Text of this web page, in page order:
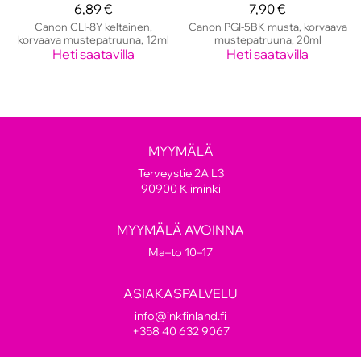
6,89 €
Canon CLI-8Y keltainen,
korvaava mustepatruuna, 12ml
Heti saatavilla
7,90 €
Canon PGI-5BK musta, korvaava
mustepatruuna, 20ml
Heti saatavilla
MYYMÄLÄ
Terveystie 2A L3
90900 Kiiminki
MYYMÄLÄ AVOINNA
Ma–to 10–17
ASIAKASPALVELU
info@inkfinland.fi
+358 40 632 9067